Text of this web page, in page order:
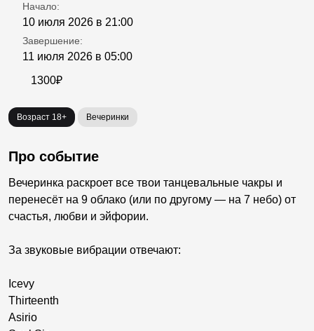
Начало:
10 июля 2026 в 21:00
Завершение:
11 июля 2026 в 05:00
1300₽
Возраст 18+ Вечеринки
Про событие
Вечеринка раскроет все твои танцевальные чакры и
перенесёт на 9 облако (или по другому — на 7 небо) от
счастья, любви и эйфории.
За звуковые вибрации отвечают:
Icevy
Thirteenth
Asirio